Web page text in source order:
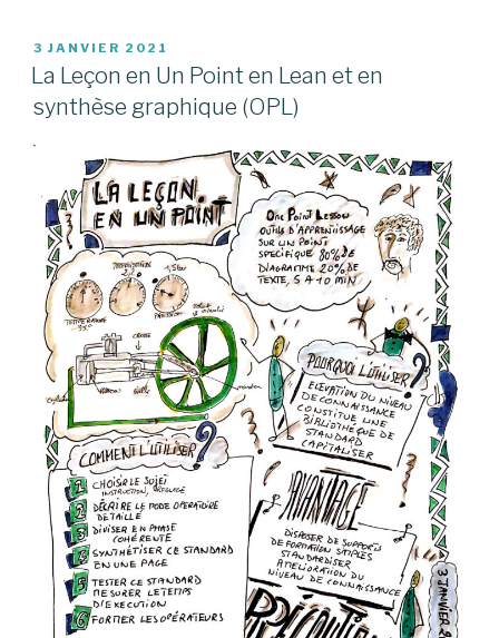
PUBLIÉ
LE
3 JANVIER 2021
La Leçon en Un Point en Lean et en
synthèse graphique (OPL)